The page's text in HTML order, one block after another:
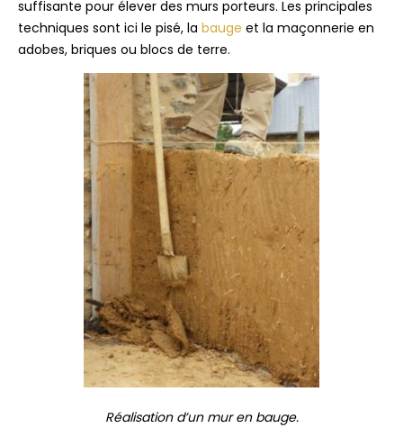
suffisante pour élever des murs porteurs. Les principales
techniques sont ici le pisé, la bauge et la maçonnerie en
adobes, briques ou blocs de terre.
Réalisation d’un mur en bauge.